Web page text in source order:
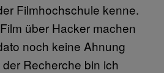
Filmhochschule kenne.
über Hacker machen
noch keine Ahnung
Recherche bin ich